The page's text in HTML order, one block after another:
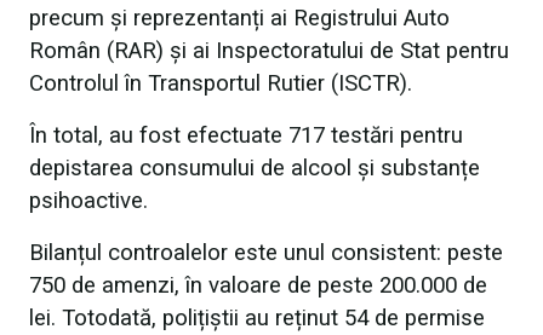
precum și reprezentanți ai Registrului Auto
Român (RAR) și ai Inspectoratului de Stat pentru
Controlul în Transportul Rutier (ISCTR).
În total, au fost efectuate 717 testări pentru
depistarea consumului de alcool și substanțe
psihoactive.
Bilanțul controalelor este unul consistent: peste
750 de amenzi, în valoare de peste 200.000 de
lei. Totodată, polițiștii au reținut 54 de permise